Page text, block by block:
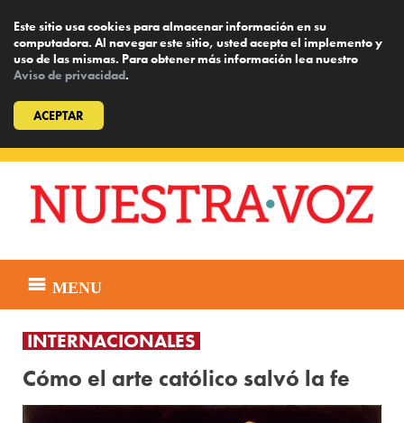
Este sitio usa cookies para almacenar información en su
computadora. Al navegar este sitio, usted acepta el implemento y
uso de las mismas. Para obtener más información lea nuestro
Aviso de privacidad.
ACEPTAR
content
MENU
INTERNACIONALES
Cómo el arte católico salvó la fe